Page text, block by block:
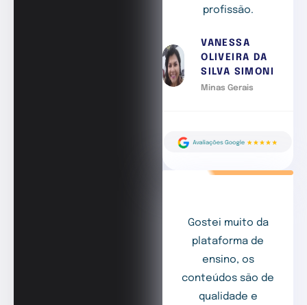
profissão.
VANESSA
OLIVEIRA DA
SILVA SIMONI
Minas Gerais
Gostei muito da
plataforma de
ensino, os
conteúdos são de
qualidade e